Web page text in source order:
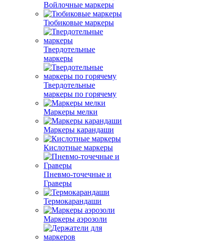
Войлочные маркеры
Тюбиковые маркеры
Твердотельные
маркеры
Твердотельные
маркеры по горячему
Маркеры мелки
Маркеры карандаши
Кислотные маркеры
Пневмо-точечные и
Граверы
Термокарандаши
Маркеры аэрозоли